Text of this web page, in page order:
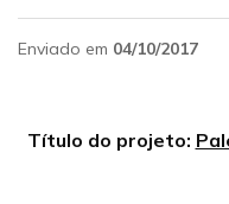
Enviado em 04/10/2017
Título do projeto: